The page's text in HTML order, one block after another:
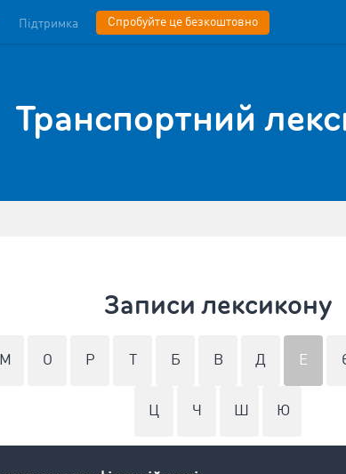
Підтримка Спробуйте це безкоштовно
Транспортний
Записи лексикону
M O P Б В Д Е
Ц Ч Ш Ю